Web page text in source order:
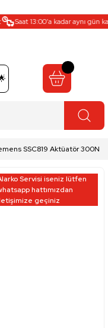
Saat 13:00’a kadar aynı gün
SSC819 Aktüatör 300N
Servisi iseniz lütfen
hattımızdan
geçiniz